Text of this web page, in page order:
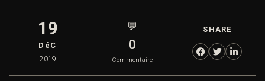
19
DéC
2019
💬
0
Commentaire
SHARE